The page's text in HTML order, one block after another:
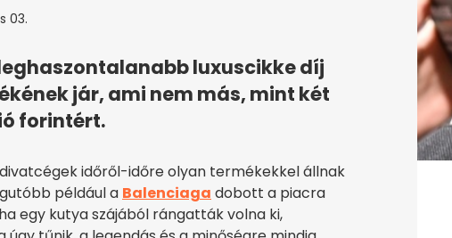
03.
luxuscikke díj
jár, ami nem más, mint két
forintért.
időről-időre olyan termékekkel állnak
például a Balenciaga dobott a piacra
egy kutya szájából rángatták volna ki,